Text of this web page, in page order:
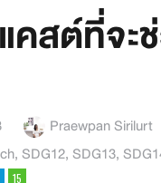
สต์ที่จะช่
Praewpan Sirilurt
, SDG12, SDG13,